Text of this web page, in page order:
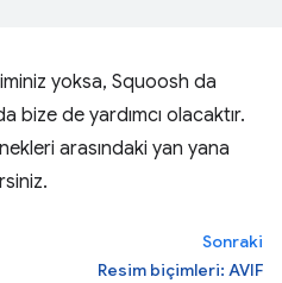
yoksa, Squoosh da
bize de yardımcı olacaktır.
arasındaki yan yana
Sonraki
Resim biçimleri: AVIF